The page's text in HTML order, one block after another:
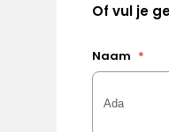
Of vul je
Naam *